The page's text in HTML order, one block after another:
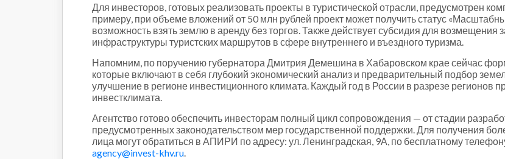
Для инвесторов, готовых реализовать проекты в туристической отрасли, предусмотрен
примеру, при объеме вложений от 50 млн рублей проект может получить статус
возможность взять землю в аренду без торгов. Также действует субсидия для возмещения
инфраструктуры туристских маршрутов в сфере внутреннего и въездного туризма.
Напомним, по поручению губернатора Дмитрия Демешина в Хабаровском крае сейчас
которые включают в себя глубокий экономический анализ и предварительный подбор
улучшение в регионе инвестиционного климата. Каждый год в России в разрезе регионов
инвестклимата.
Агентство готово обеспечить инвесторам полный цикл сопровождения — от стадии
предусмотренных законодательством мер государственной поддержки. Для получения
лица могут обратиться в АПИРИ по адресу: ул. Ленинградская, 9А, по бесплатному
agency@invest-khv.ru.